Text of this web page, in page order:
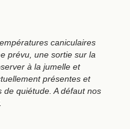
caniculaires
prévu, une sortie sur la
à la jumelle et
présentes et
quiétude. A défaut nos